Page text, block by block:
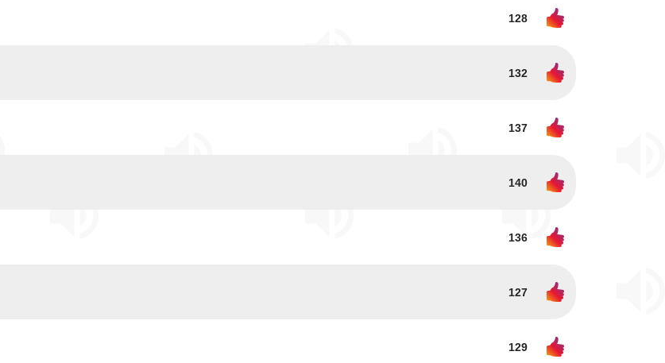
128
132
137
140
136
127
129